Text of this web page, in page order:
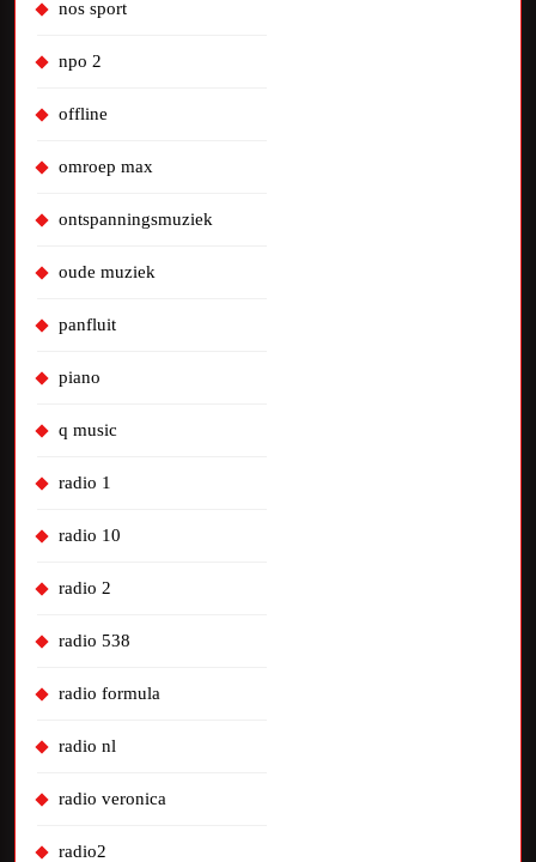
nos sport
npo 2
offline
omroep max
ontspanningsmuziek
oude muziek
panfluit
piano
q music
radio 1
radio 10
radio 2
radio 538
radio formula
radio nl
radio veronica
radio2